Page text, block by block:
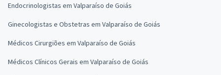
Endocrinologistas em Valparaíso de Goiás
Ginecologistas e Obstetras em Valparaíso de Goiás
Médicos Cirurgiões em Valparaíso de Goiás
Médicos Clínicos Gerais em Valparaíso de Goiás